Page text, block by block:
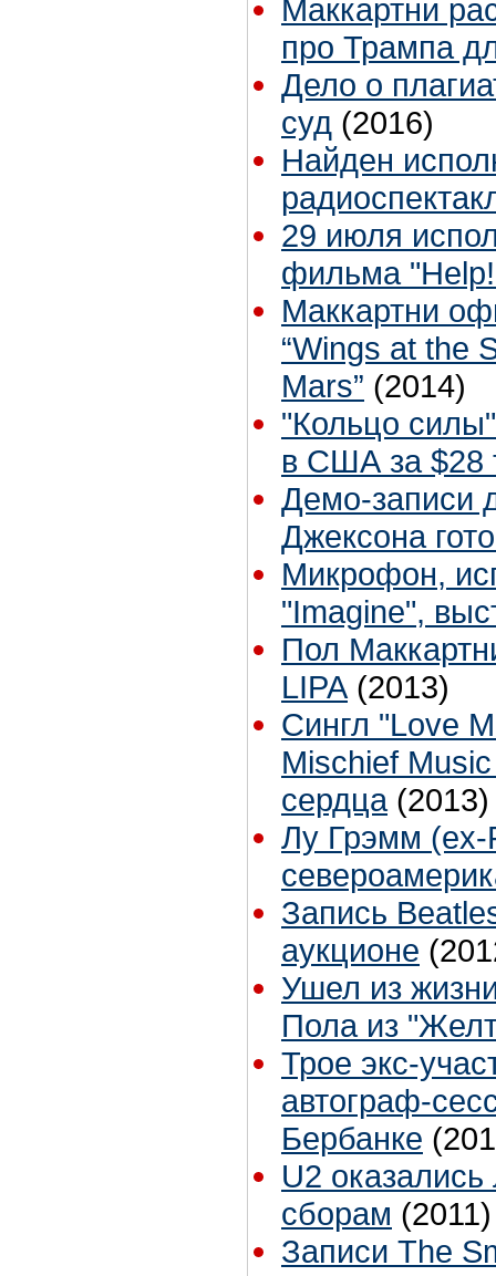
Маккартни
про Трампа
Дело о
суд (2016)
Найден
29 июля
фильма
Маккартни
“Wings at the
Mars” (2014)
"Кольцо
в США за $28
Демо-записи
Джексона
Микрофон,
"Imagine",
Пол
LIPA (2013)
Сингл "Love
Mischief
сердца (2013)
Лу Грэмм (ex-
Запись
аукционе
Ушел из
Пола из
Трое экс-
автограф-
Бербанке
U2
сборам (2011)
Записи The